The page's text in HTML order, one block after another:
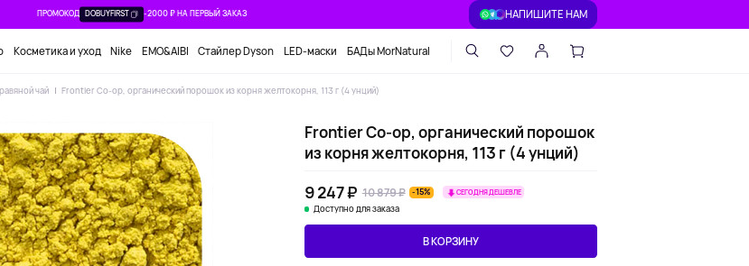
ПРОМОКОД DOBUYFIRST -2000 ₽ НА ПЕРВЫЙ ЗАКАЗ НАПИШИТЕ НАМ
Косметика и уход Nike EMO&AIBI Стайлер Dyson LED-маски БАДы MorNatural
чай Frontier Co-op, органический порошок из корня желтокорня, 113 г (4 унций)
Frontier Co-op, органический порошок
из корня желтокорня, 113 г (4 унций)
9 247 ₽ 10 879 ₽ -15% СЕГОДНЯ ДЕШЕВЛЕ
Доступно для заказа
В КОРЗИНУ